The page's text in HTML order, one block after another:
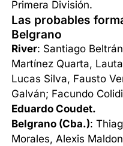
Primera División.
Las probables
Belgrano
River: Santiago
Martínez Quarta,
Lucas Silva, Fausto
Galván; Facundo
Eduardo Coudet.
Belgrano (Cba.):
Morales, Alexis